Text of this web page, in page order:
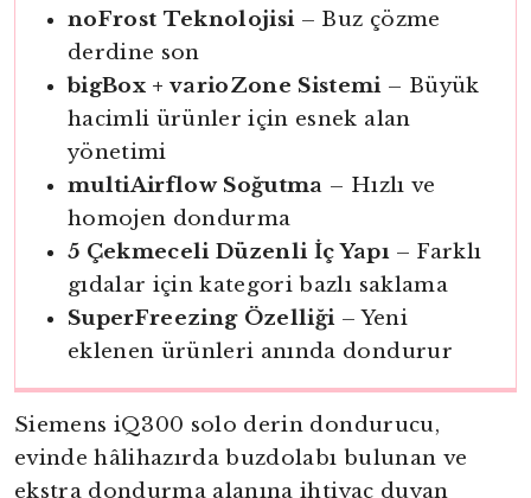
noFrost Teknolojisi– Buz çözme
derdine son
bigBox + varioZone Sistemi– Büyük
hacimli ürünler için esnek alan
yönetimi
multiAirflow Soğutma – Hızlı ve
homojen dondurma
5 Çekmeceli Düzenli İç Yapı– Farklı
gıdalar için kategori bazlı saklama
SuperFreezing Özelliği– Yeni
eklenen ürünleri anında dondurur
Siemens iQ300 solo derin dondurucu,
evinde hâlihazırda buzdolabı bulunan ve
ekstra dondurma alanına ihtiyaç duyan